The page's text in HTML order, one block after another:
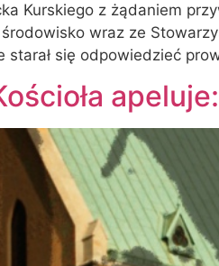
Kurskiego z żądaniem
wraz ze
się odpowiedzieć